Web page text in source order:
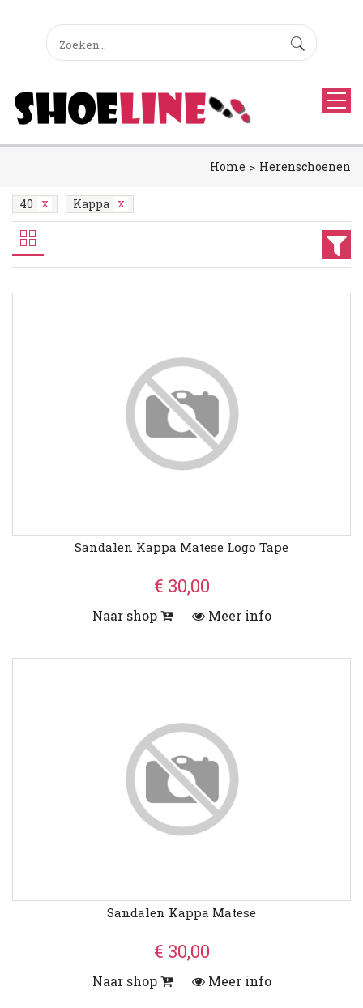
Home Herenschoenen
40 Kappa
Sandalen Kappa Matese Logo Tape
€ 30,00
Naar shop Meer info
Sandalen Kappa Matese
€ 30,00
Naar shop Meer info